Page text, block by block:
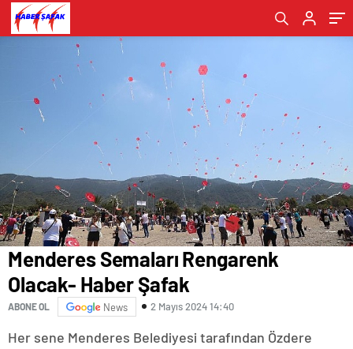
Menderes Semaları Rengarenk
Olacak- Haber Şafak
ABONE OL News 2 Mayıs 2024 14:40
Her sene Menderes Belediyesi tarafından Özdere